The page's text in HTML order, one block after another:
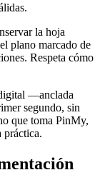
la hoja
plano marcado de
Respeta cómo
—anclada
segundo, sin
que toma PinMy,
práctica.